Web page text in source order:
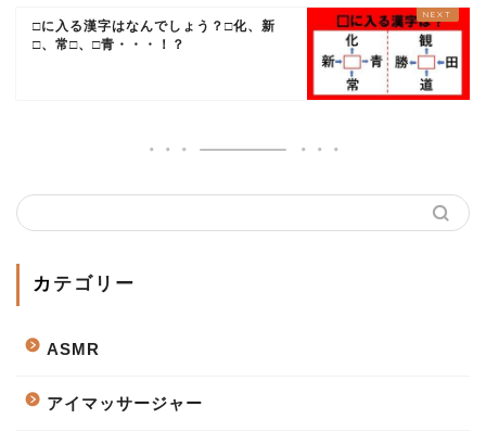
□に入る漢字はなんでしょう？□化、新
□、常□、□青・・・！？
カテゴリー
ASMR
アイマッサージャー